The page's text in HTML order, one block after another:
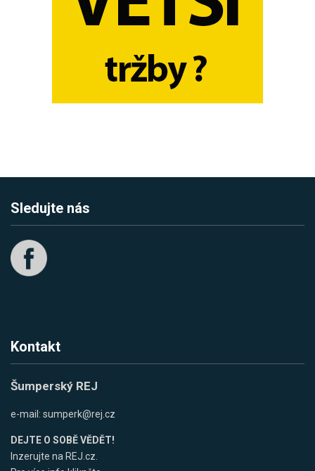
Sledujte nás
Kontakt
Šumperský REJ
e-mail: sumperk@rej.cz
DEJTE O SOBĚ VĚDĚT!
Inzerujte na REJ.cz.